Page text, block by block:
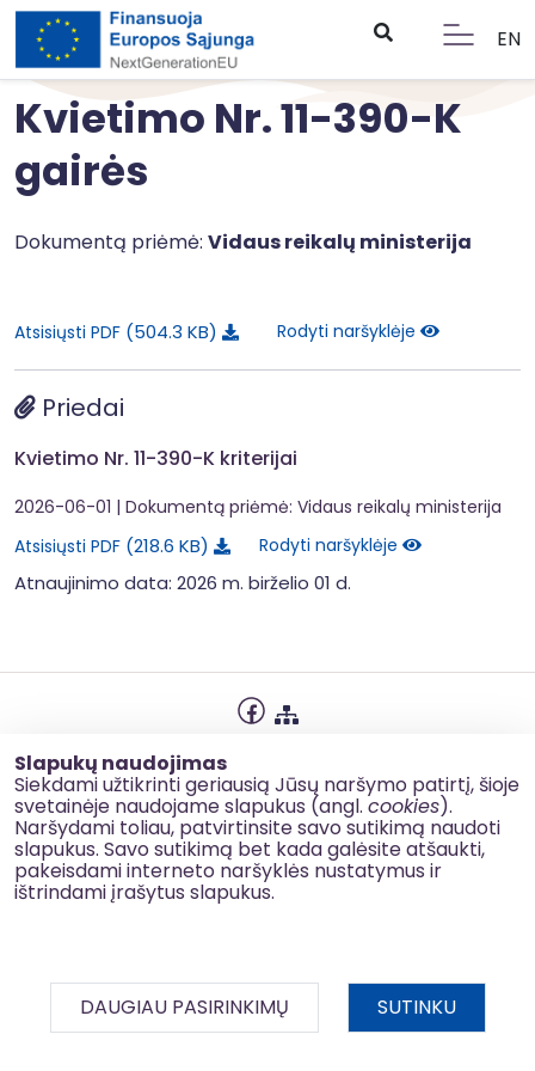
Slapukų naudojimas
Siekdami užtikrinti geriausią Jūsų naršymo patirtį, šioje
svetainėje naudojame slapukus (angl. cookies).
Naršydami toliau, patvirtinsite savo sutikimą naudoti
slapukus. Savo sutikimą bet kada galėsite atšaukti,
pakeisdami interneto naršyklės nustatymus ir
ištrindami įrašytus slapukus.
DAUGIAU PASIRINKIMŲ SUTINKU
EN
Kvietimo Nr. 11-390-K
gairės
Dokumentą priėmė: Vidaus reikalų ministerija
Atsisiųsti PDF 504.3 KB Rodyti naršyklėje
Priedai
Kvietimo Nr. 11-390-K kriterijai
2026-06-01 | Dokumentą priėmė: Vidaus reikalų ministerija
Atsisiųsti PDF 218.6 KB Rodyti naršyklėje
Atnaujinimo data: 2026 m. birželio 01 d.
Slapukų naudojimas
Korupcijos prevencija
Kontaktai